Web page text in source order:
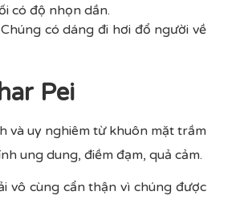
có độ nhọn dần.
có dáng đi hơi đổ người về
Pei
và uy nghiêm từ khuôn mặt trầm
ung dung, điềm đạm, quả cảm.
vô cùng cẩn thận vì chúng được